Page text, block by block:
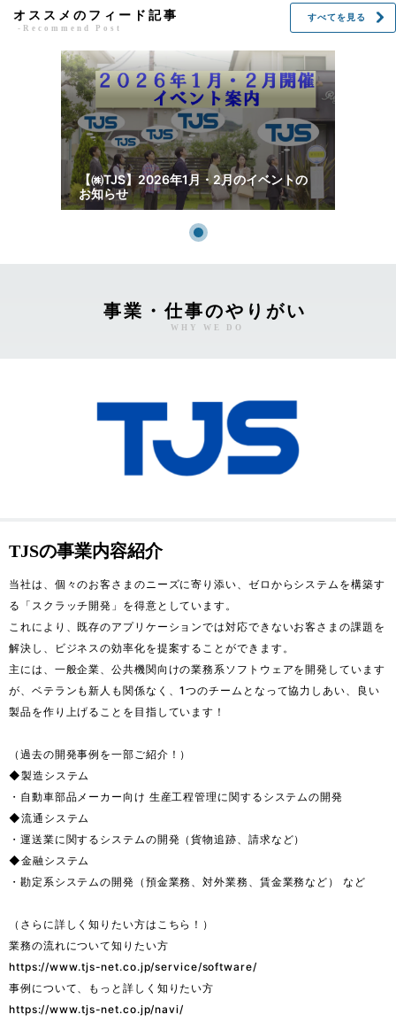
オススメのフィード記事
-Recommend Post
すべてを見る
【㈱TJS】2026年1月・2月のイベントの
お知らせ
事業・仕事のやりがい
WHY WE DO
TJSの事業内容紹介
当社は、個々のお客さまのニーズに寄り添い、ゼロからシステムを構築す
る「スクラッチ開発」を得意としています。
これにより、既存のアプリケーションでは対応できないお客さまの課題を
解決し、ビジネスの効率化を提案することができます。
主には、一般企業、公共機関向けの業務系ソフトウェアを開発しています
が、ベテランも新人も関係なく、1つのチームとなって協力しあい、良い
製品を作り上げることを目指しています！
（過去の開発事例を一部ご紹介！）
◆製造システム
・自動車部品メーカー向け 生産工程管理に関するシステムの開発
◆流通システム
・運送業に関するシステムの開発（貨物追跡、請求など）
◆金融システム
・勘定系システムの開発（預金業務、対外業務、賃金業務など） など
（さらに詳しく知りたい方はこちら！）
業務の流れについて知りたい方
https://www.tjs-net.co.jp/service/software/
事例について、もっと詳しく知りたい方
https://www.tjs-net.co.jp/navi/